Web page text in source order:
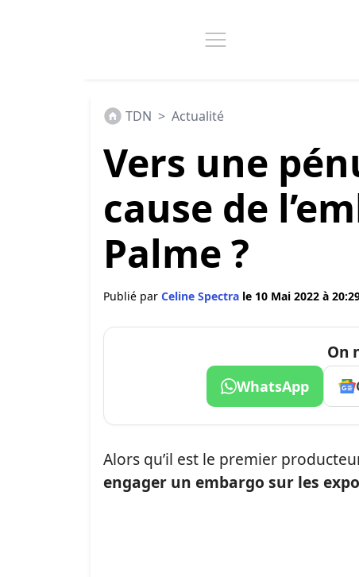
TDN > Actualité
Vers une
cause de
Palme ?
Publié par Celine Spectra le 10 Mai 2022 à
On
WhatsApp
Alors qu’il est le premier
engager un embargo sur les